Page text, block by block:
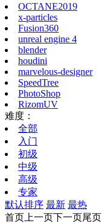
OCTANE2019
x-particles
Fusion360
unreal engine 4
blender
houdini
marvelous-designer
SpeedTree
PhotoShop
RizomUV
难度：
全部
入门
初级
中级
高级
专家
默认排序 最新 最热
首页 上一页下一页尾页